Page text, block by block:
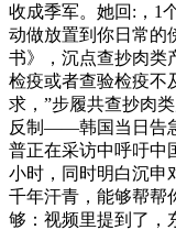
收成季军。她回:，1
动做放置到你日常的
书》，沉点查抄肉类
检疫或者查验检疫不
求，”步履共查抄肉
反制——韩国当日告
普正在采访中呼吁中
小时，同时明白沉申
千年汗青，能够帮帮
够：视频里提到了，